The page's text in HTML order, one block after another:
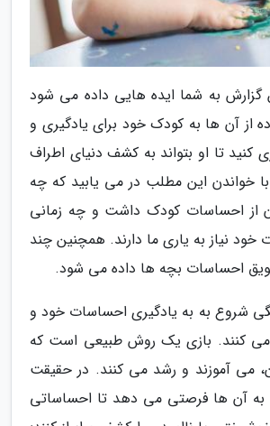
گزارش به شما ایده هایی داده می شود
از آن ها به کودک خود برای یادگیری و
کنید تا او بتواند به کشف دنیای اطراف
خواندن این مطلب در می یابید که چه
از احساسات کودک داشت و چه زمانی
خود نیاز به یاری ما دارند. همچنین چند
احساسات بچه ها داده می شود.
شروع به به یادگیری احساسات خود و
می کنند. بازی یک روش طبیعی است که
می آموزند و رشد می کنند. در حقیقت
به آن ها فرصتی می دهد تا احساساتی